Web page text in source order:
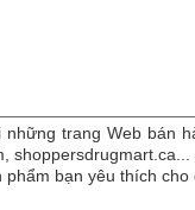
những trang Web bán
bạn yêu thích